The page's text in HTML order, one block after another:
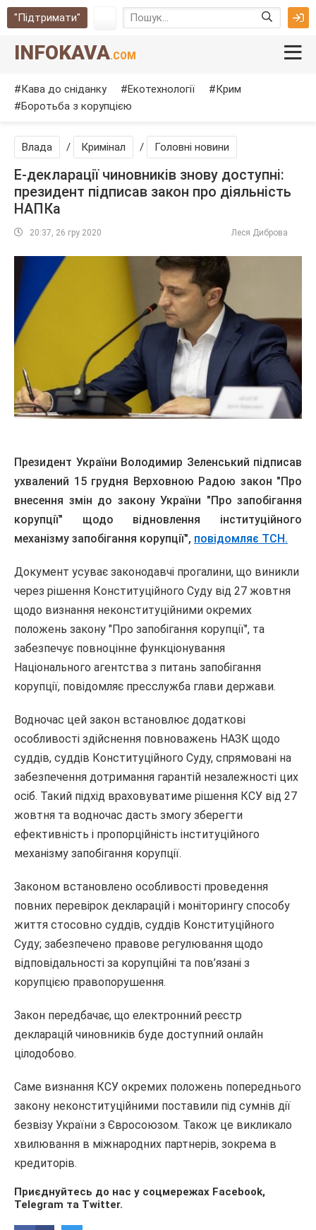
"Підтримати"
INFOKAVA.COM
Кава до сніданку Екотехнології
Крим
Боротьба з корупцією
Влада / Кримінал / Головні новини
Е-декларації чиновників знову доступні:
президент підписав закон про діяльність
НАПКа
20:37, 26 гру 2020 Леся Диброва
Президент України Володимир Зеленський підписав
ухвалений 15 грудня Верховною Радою закон "Про
внесення змін до закону України "Про запобігання
корупції" щодо відновлення інституційного
механізму запобігання корупції", повідомляє ТСН.
Документ усуває законодавчі прогалини, що виникли
через рішення Конституційного Суду від 27 жовтня
щодо визнання неконституційними окремих
положень закону "Про запобігання корупції", та
забезпечує повноцінне функціонування
Національного агентства з питань запобігання
корупції, повідомляє пресслужба глави держави.
Водночас цей закон встановлює додаткові
особливості здійснення повноважень НАЗК щодо
суддів, суддів Конституційного Суду, спрямовані на
забезпечення дотримання гарантій незалежності цих
осіб. Такий підхід враховуватиме рішення КСУ від 27
жовтня та водночас дасть змогу зберегти
ефективність і пропорційність інституційного
механізму запобігання корупції.
Законом встановлено особливості проведення
повних перевірок декларацій і моніторингу способу
життя стосовно суддів, суддів Конституційного
Суду; забезпечено правове регулювання щодо
відповідальності за корупційні та пов’язані з
корупцією правопорушення.
Закон передбачає, що електронний реєстр
декларацій чиновників буде доступний онлайн
цілодобово.
Саме визнання КСУ окремих положень попереднього
закону неконституційними поставили під сумнів дії
безвізу України з Євросоюзом. Також це викликало
хвилювання в міжнародних партнерів, зокрема в
кредиторів.
Приєднуйтесь до нас у соцмережах Facebook,
Telegram та Twitter.